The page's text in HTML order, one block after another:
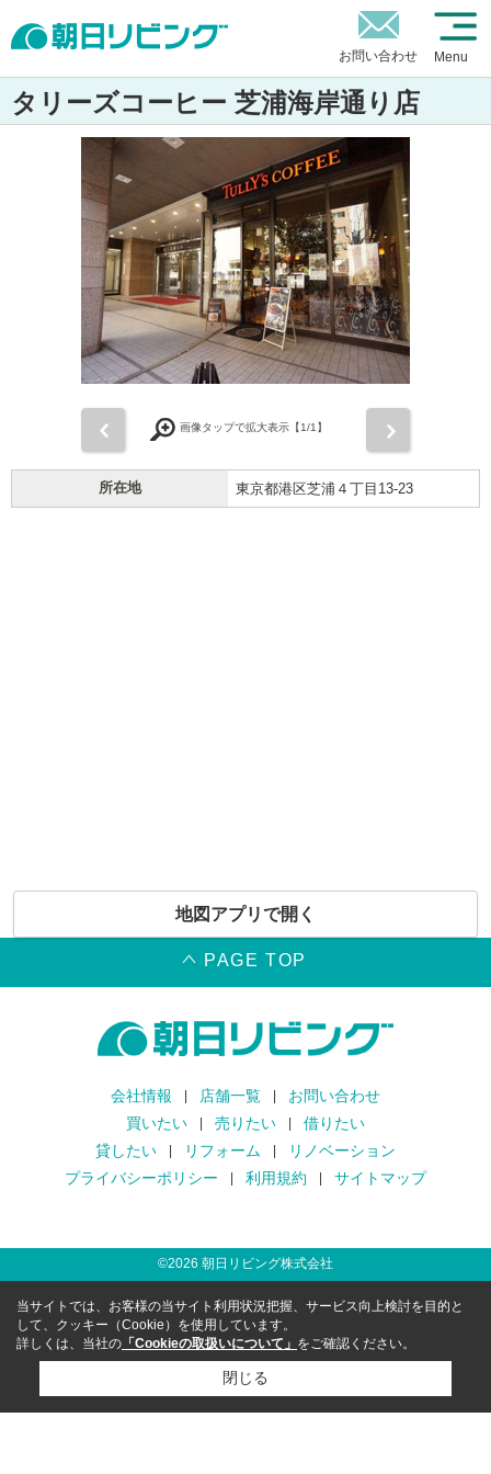
お問い合わせ Menu
タリーズコーヒー 芝浦海岸通り店
画像タップで拡大表示【1/1】
所在地 東京都港区芝浦４丁目13-23
地図アプリで開く
PAGE TOP
会社情報 店舗一覧
お問い合わせ
買いたい
売りたい
借りたい
貸したい
リフォーム
リノベーション
プライバシーポリシー
利用規約 サイトマップ
©2026 朝日リビング株式会社
当サイトでは、お客様の当サイト利用状況把握、サービス向上検討を目的と
して、クッキー（Cookie）を使用しています。
詳しくは、当社の 「Cookieの取扱いについて」 をご確認ください。
閉じる